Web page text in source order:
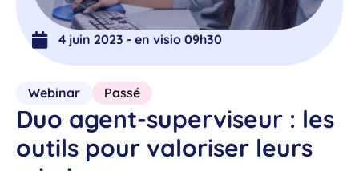
4 juin 2023 - en visio 09h30
Webinar Passé
Duo agent-superviseur : les
outils pour valoriser leurs